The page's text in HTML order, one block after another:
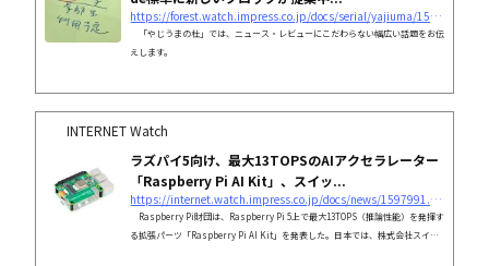
https://forest.watch.impress.co.jp/docs/serial/yajiuma/1597030.html
「やじうまの杜」では、ニュース・レビューにこだわらない幅広い話題をお伝
えします。
INTERNET Watch
ラズパイ5向け、最大13TOPSのAIアクセラレーター
「Raspberry Pi AI Kit」、スイッ...
https://internet.watch.impress.co.jp/docs/news/1597991.html
Raspberry Pi財団は、Raspberry Pi 5上で最大13TOPS（推論性能）を発揮す
る拡張パーツ「Raspberry Pi AI Kit」を発表した。日本では、株式会社スイッ